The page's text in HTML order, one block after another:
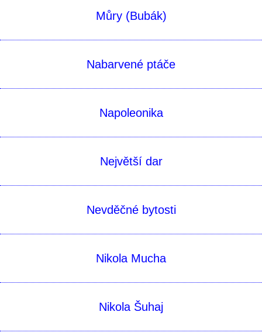
Můry (Bubák)
Nabarvené ptáče
Napoleonika
Největší dar
Nevděčné bytosti
Nikola Mucha
Nikola Šuhaj